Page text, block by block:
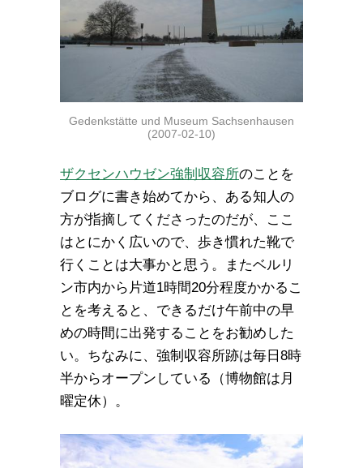
Gedenkstätte und Museum Sachsenhausen
(2007-02-10)
ザクセンハウゼン強制収容所のことを
ブログに書き始めてから、ある知人の
方が指摘してくださったのだが、ここ
はとにかく広いので、歩き慣れた靴で
行くことは大事かと思う。またベルリ
ン市内から片道1時間20分程度かかるこ
とを考えると、できるだけ午前中の早
めの時間に出発することをお勧めした
い。ちなみに、強制収容所跡は毎日8時
半からオープンしている（博物館は月
曜定休）。